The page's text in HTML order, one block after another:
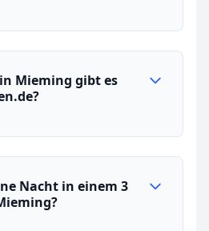
Mieming gibt es
Nacht in einem 3